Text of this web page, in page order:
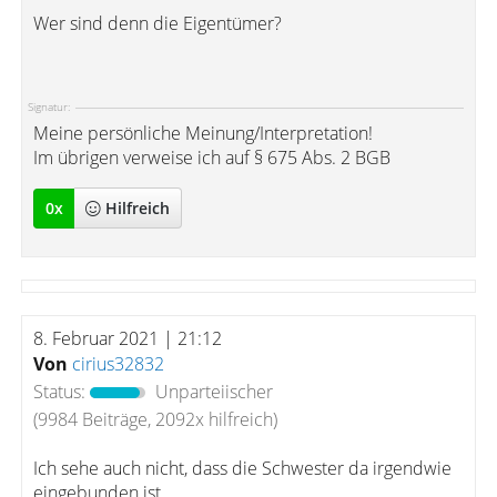
Wer sind denn die Eigentümer?
Signatur:
Meine persönliche Meinung/Interpretation!
Im übrigen verweise ich auf § 675 Abs. 2 BGB
0x Hilfreich
8. Februar 2021 | 21:12
Von cirius32832
Status:
Unparteiischer
(9984 Beiträge, 2092x hilfreich)
Ich sehe auch nicht, dass die Schwester da irgendwie